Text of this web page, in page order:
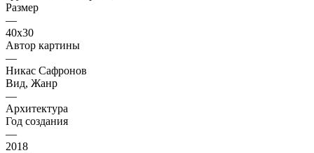
Размер
—
40х30
Автор картины
—
Никас Сафронов
Вид, Жанр
—
Архитектура
Год создания
—
2018